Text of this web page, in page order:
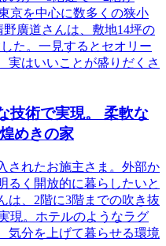
京を中心に数多くの狭小
廣道さんは、敷地14坪の
た。一見するとセオリー
実はいいことが盛りだくさ
技術で実現。 柔軟な
めきの家
されたお施主さま。外部か
るく開放的に暮らしたいと
は、2階に3階までの吹き抜
現。ホテルのようなラグ
気分を上げて暮らせる環境